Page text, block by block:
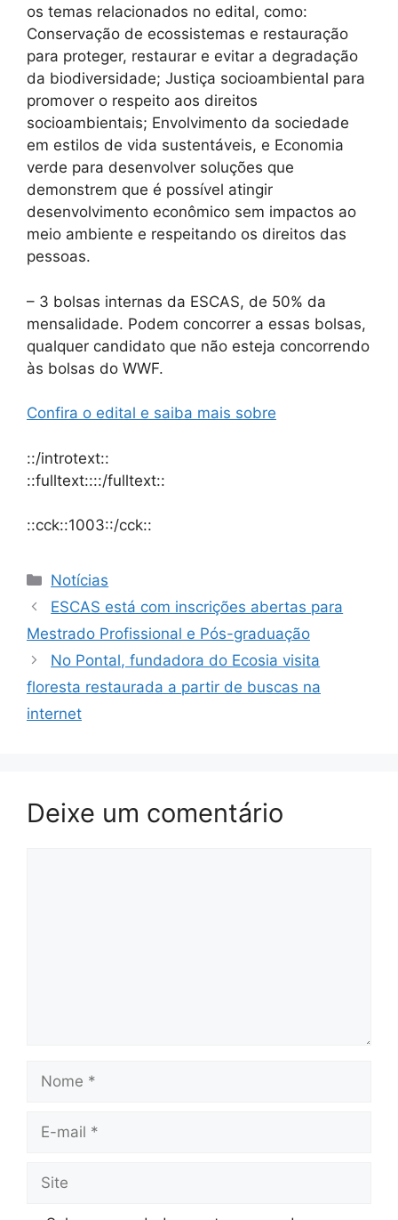
os temas relacionados no edital, como:
Conservação de ecossistemas e restauração
para proteger, restaurar e evitar a degradação
da biodiversidade; Justiça socioambiental para
promover o respeito aos direitos
socioambientais; Envolvimento da sociedade
em estilos de vida sustentáveis, e Economia
verde para desenvolver soluções que
demonstrem que é possível atingir
desenvolvimento econômico sem impactos ao
meio ambiente e respeitando os direitos das
pessoas.
– 3 bolsas internas da ESCAS, de 50% da
mensalidade. Podem concorrer a essas bolsas,
qualquer candidato que não esteja concorrendo
às bolsas do WWF.
Confira o edital e saiba mais sobre
::/introtext::
::fulltext::::/fulltext::
::cck::1003::/cck::
Notícias
ESCAS está com inscrições abertas para
Mestrado Profissional e Pós-graduação
No Pontal, fundadora do Ecosia visita
floresta restaurada a partir de buscas na
internet
Deixe um comentário